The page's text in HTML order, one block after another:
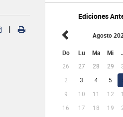
Ediciones
Agosto
Do Lu Ma Mi
26 27 28 29
2
3 4 5
9
10 11 12
16
17 18 19
|